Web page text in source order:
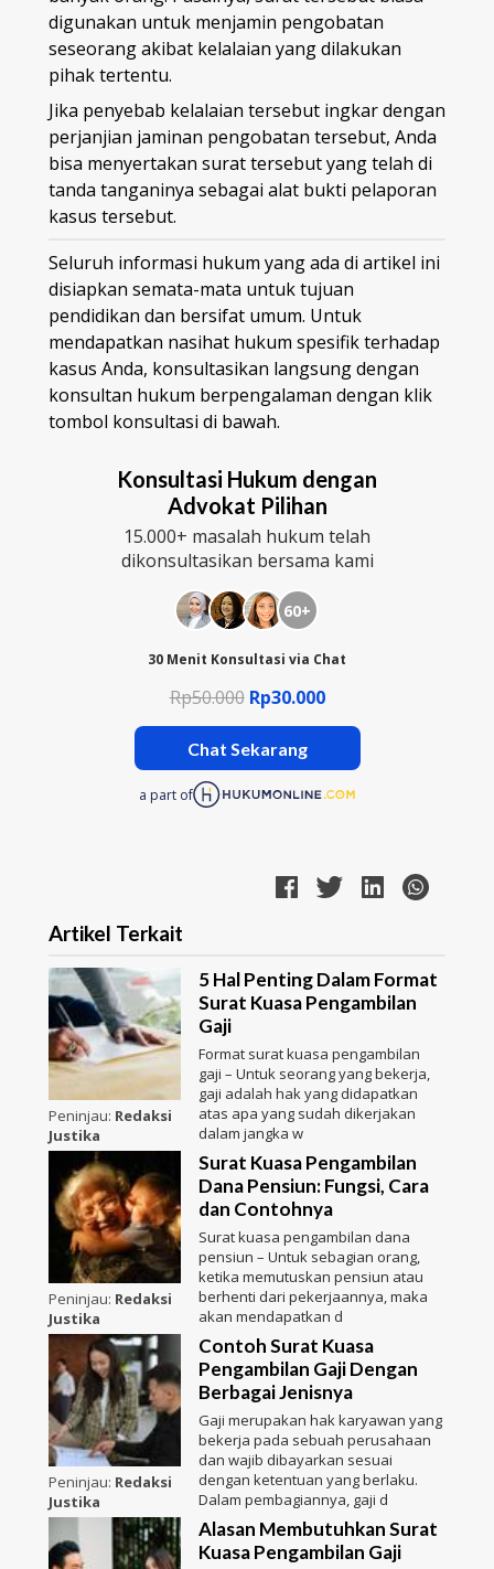
digunakan untuk menjamin pengobatan
seseorang akibat kelalaian yang dilakukan
pihak tertentu.
Jika penyebab kelalaian tersebut ingkar dengan
perjanjian jaminan pengobatan tersebut, Anda
bisa menyertakan surat tersebut yang telah di
tanda tanganinya sebagai alat bukti pelaporan
kasus tersebut.
Seluruh informasi hukum yang ada di artikel ini
disiapkan semata-mata untuk tujuan
pendidikan dan bersifat umum. Untuk
mendapatkan nasihat hukum spesifik terhadap
kasus Anda, konsultasikan langsung dengan
konsultan hukum berpengalaman dengan klik
tombol konsultasi di bawah.
Konsultasi Hukum dengan
Advokat Pilihan
15.000+ masalah hukum telah
dikonsultasikan bersama kami
60+
30 Menit Konsultasi via Chat
Rp50.000 Rp30.000
Chat Sekarang
a part of
Artikel Terkait
Peninjau: Redaksi
Justika
5 Hal Penting Dalam Format
Surat Kuasa Pengambilan
Gaji
Format surat kuasa pengambilan
gaji – Untuk seorang yang bekerja,
gaji adalah hak yang didapatkan
atas apa yang sudah dikerjakan
dalam jangka w
Peninjau: Redaksi
Justika
Surat Kuasa Pengambilan
Dana Pensiun: Fungsi, Cara
dan Contohnya
Surat kuasa pengambilan dana
pensiun – Untuk sebagian orang,
ketika memutuskan pensiun atau
berhenti dari pekerjaannya, maka
akan mendapatkan d
Peninjau: Redaksi
Justika
Contoh Surat Kuasa
Pengambilan Gaji Dengan
Berbagai Jenisnya
Gaji merupakan hak karyawan yang
bekerja pada sebuah perusahaan
dan wajib dibayarkan sesuai
dengan ketentuan yang berlaku.
Dalam pembagiannya, gaji d
Alasan Membutuhkan Surat
Kuasa Pengambilan Gaji